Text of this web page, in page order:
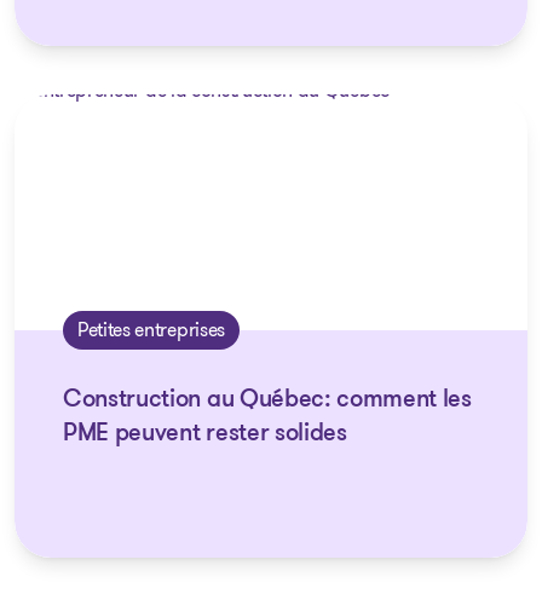
Petites entreprises
Construction au Québec: comment les
PME peuvent rester solides